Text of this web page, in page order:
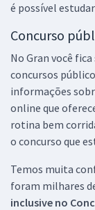
é possível
Concurso
No Gran você
concursos
informações
online que
rotina bem
o concurso que
Temos muita
foram milhares
inclusive no